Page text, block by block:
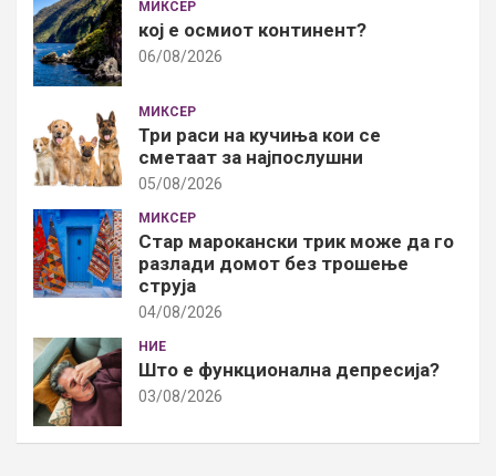
МИКСЕР
кој е осмиот континент?
06/08/2026
МИКСЕР
Три раси на кучиња кои се
сметаат за најпослушни
05/08/2026
МИКСЕР
Стар марокански трик може да го
разлади домот без трошење
струја
04/08/2026
НИЕ
Што е функционална депресија?
03/08/2026